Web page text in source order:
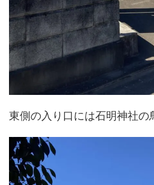
東側の入り口には石明神社の